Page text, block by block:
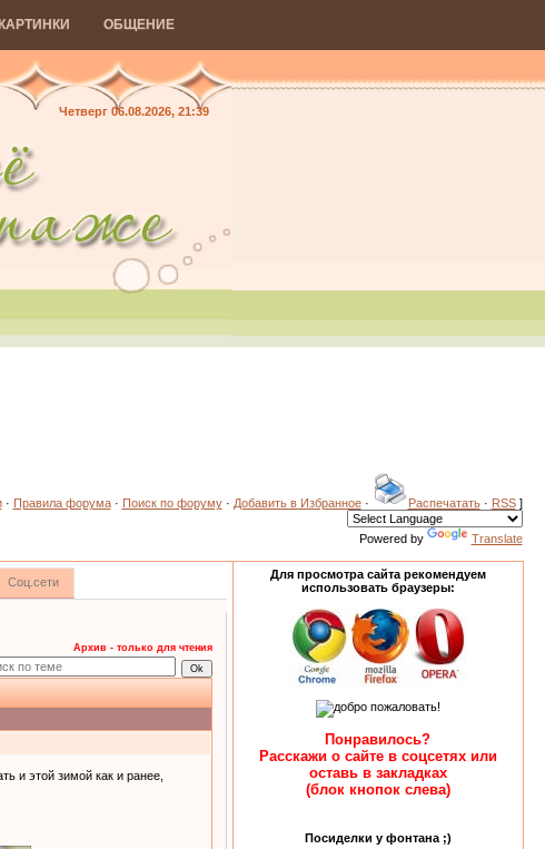
КАРТИНКИ ОБЩЕНИЕ
Четверг 06.08.2026, 21:39
· Правила форума· Поиск по форуму· Добавить в Избранное· Распечатать· RSS]
Powered by Translate
Соц.сети
Архив - только для чтения
и этой зимой как и ранее,
Для просмотра сайта рекомендуем
использовать браузеры:
Понравилось?
Расскажи о сайте в соцсетях или
оставь в закладках
(блок кнопок слева)
Посиделки у фонтана ;)